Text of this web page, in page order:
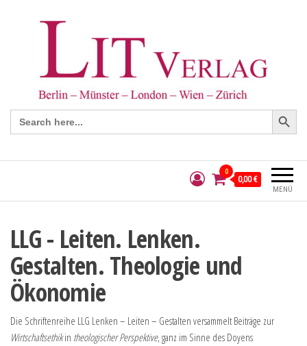
Search
for:
Search Button
MENÜ
0
0,00 €
LLG - Leiten. Lenken.
Gestalten. Theologie und
Ökonomie
Die Schriftenreihe LLG Lenken – Leiten – Gestalten versammelt Beiträge zur
Wirtschaftsethikin theologischer Perspektive, ganz im Sinne des Doyens